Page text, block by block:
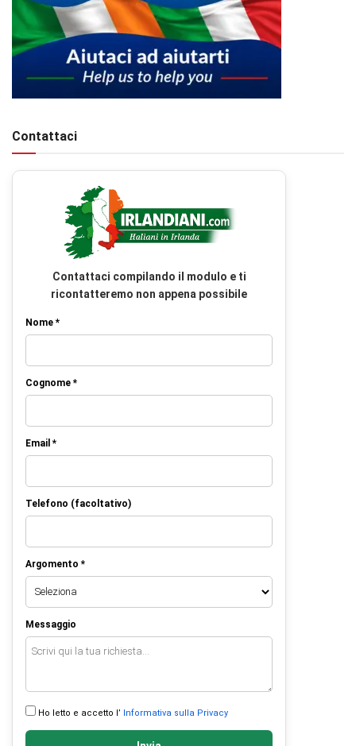
Contattaci
Contattaci compilando il modulo e ti
ricontatteremo non appena possibile
Nome *
Cognome *
Email *
Telefono (facoltativo)
Argomento *
Messaggio
Ho letto e accetto l’ Informativa sulla Privacy